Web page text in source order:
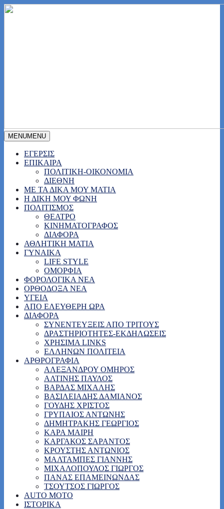
MENUMENU
ΕΓΕΡΣΙΣ
ΕΠΙΚΑΙΡΑ
ΠΟΛΙΤΙΚΗ-ΟΙΚΟΝΟΜΙΑ
ΔΙΕΘΝΗ
ΜΕ ΤΑ ΔΙΚΑ ΜΟΥ ΜΑΤΙΑ
Η ΔΙΚΗ ΜΟΥ ΦΩΝΗ
ΠΟΛΙΤΙΣΜΟΣ
ΘΕΑΤΡΟ
ΚΙΝΗΜΑΤΟΓΡΑΦΟΣ
ΔΙΑΦΟΡΑ
ΑΘΛΗΤΙΚΗ ΜΑΤΙΑ
ΓΥΝΑΙΚΑ
LIFE STYLE
ΟΜΟΡΦΙΑ
ΦΟΡΟΛΟΓΙΚΑ ΝΕΑ
ΟΡΘΟΔΟΞΑ ΝΕΑ
ΥΓΕΙΑ
ΑΠΟ ΕΛΕΥΘΕΡΗ ΩΡΑ
ΔΙΑΦΟΡΑ
ΣΥΝΕΝΤΕΥΞΕΙΣ ΑΠΟ ΤΡΙΤΟΥΣ
ΔΡΑΣΤΗΡΙΟΤΗΤΕΣ-ΕΚΔΗΛΩΣΕΙΣ
ΧΡΗΣΙΜΑ LINKS
ΕΛΛΗΝΩΝ ΠΟΛΙΤΕΙΑ
ΑΡΘΡΟΓΡΑΦΙΑ
ΑΛΕΞΑΝΔΡΟΥ ΟΜΗΡΟΣ
ΑΛΤΙΝΗΣ ΠΑΥΛΟΣ
ΒΑΡΔΑΣ ΜΙΧΑΛΗΣ
ΒΑΣΙΛΕΙΑΔΗΣ ΔΑΜΙΑΝΟΣ
ΓΟΥΔΗΣ ΧΡΙΣΤΟΣ
ΓΡΥΠΑΙΟΣ ΑΝΤΩΝΗΣ
ΔΗΜΗΤΡΑΚΗΣ ΓΕΩΡΓΙΟΣ
ΚΑΡΑ ΜΑΙΡΗ
ΚΑΡΓΑΚΟΣ ΣΑΡΑΝΤΟΣ
ΚΡΟΥΣΤΗΣ ΑΝΤΩΝΙΟΣ
ΜΑΛΤΑΜΠΕΣ ΓΙΑΝΝΗΣ
ΜΙΧΑΛΟΠΟΥΛΟΣ ΓΙΩΡΓΟΣ
ΠΑΝΑΣ ΕΠΑΜΕΙΝΩΝΔΑΣ
ΤΣΟΥΤΣΟΣ ΓΙΩΡΓΟΣ
AUTO MOTO
ΙΣΤΟΡΙΚΑ